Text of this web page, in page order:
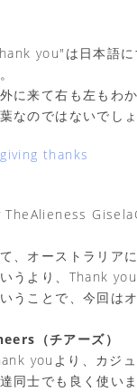
you"は日本語
に来て右も左もわ
なのではないでしょ
TheAlieness
、オーストラリア
うより、Thank
うことで、今回は
（チアーズ）
youより、カジ
同士でも良く使い